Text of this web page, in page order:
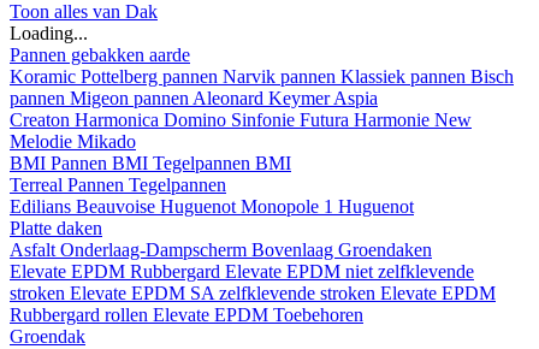
Toon alles van Dak
Loading...
Pannen gebakken aarde
Koramic Pottelberg pannen Narvik pannen Klassiek pannen Bisch
pannen Migeon pannen Aleonard KeymerAspia
Creaton Harmonica Domino Sinfonie Futura Harmonie New
Melodie Mikado
BMI Pannen BMI Tegelpannen BMI
Terreal Pannen Tegelpannen
Edilians Beauvoise Huguenot Monopole 1 Huguenot
Platte daken
Asfalt Onderlaag-Dampscherm Bovenlaag Groendaken
Elevate EPDM Rubbergard Elevate EPDM niet zelfklevende
stroken Elevate EPDM SA zelfklevende stroken Elevate EPDM
Rubbergard rollen Elevate EPDM Toebehoren
Groendak